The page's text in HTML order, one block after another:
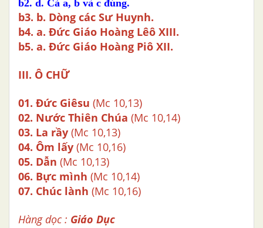
b2. d. Cả a, b và c đúng.
b3. b. Dòng các Sư Huynh.
b4. a. Đức Giáo Hoàng Lêô XIII.
b5. a. Đức Giáo Hoàng Piô XII.
III. Ô CHỮ
01. Đức Giêsu (Mc 10,13)
02. Nước Thiên Chúa (Mc 10,14)
03. La rầy (Mc 10,13)
04. Ôm lấy (Mc 10,16)
05. Dẫn (Mc 10,13)
06. Bực mình (Mc 10,14)
07. Chúc lành (Mc 10,16)
Hàng dọc : Giáo Dục